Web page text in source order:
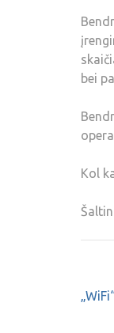
bei
Kol